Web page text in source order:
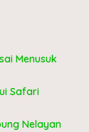
Menusuk
Safari
Nelayan